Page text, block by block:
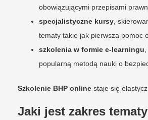
obowiązującymi przepisami
specjalistyczne kursy ,
tematy takie jak pierwsza pomoc
szkolenia w formie e-learningu
popularną metodą nauki o
Szkolenie BHP online staje się
Jaki jest zakres